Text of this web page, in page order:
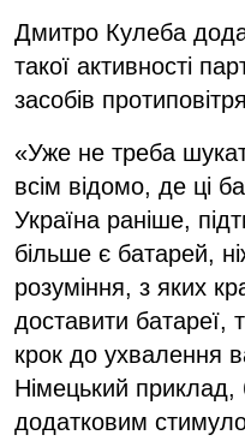
Дмитро Кулеба
такої активності
засобів
«Уже не треба
всім відомо, де ці
Україна раніше,
більше є батарей,
розуміння, з яких
доставити батареї,
крок до ухвалення
Німецький
додатковим